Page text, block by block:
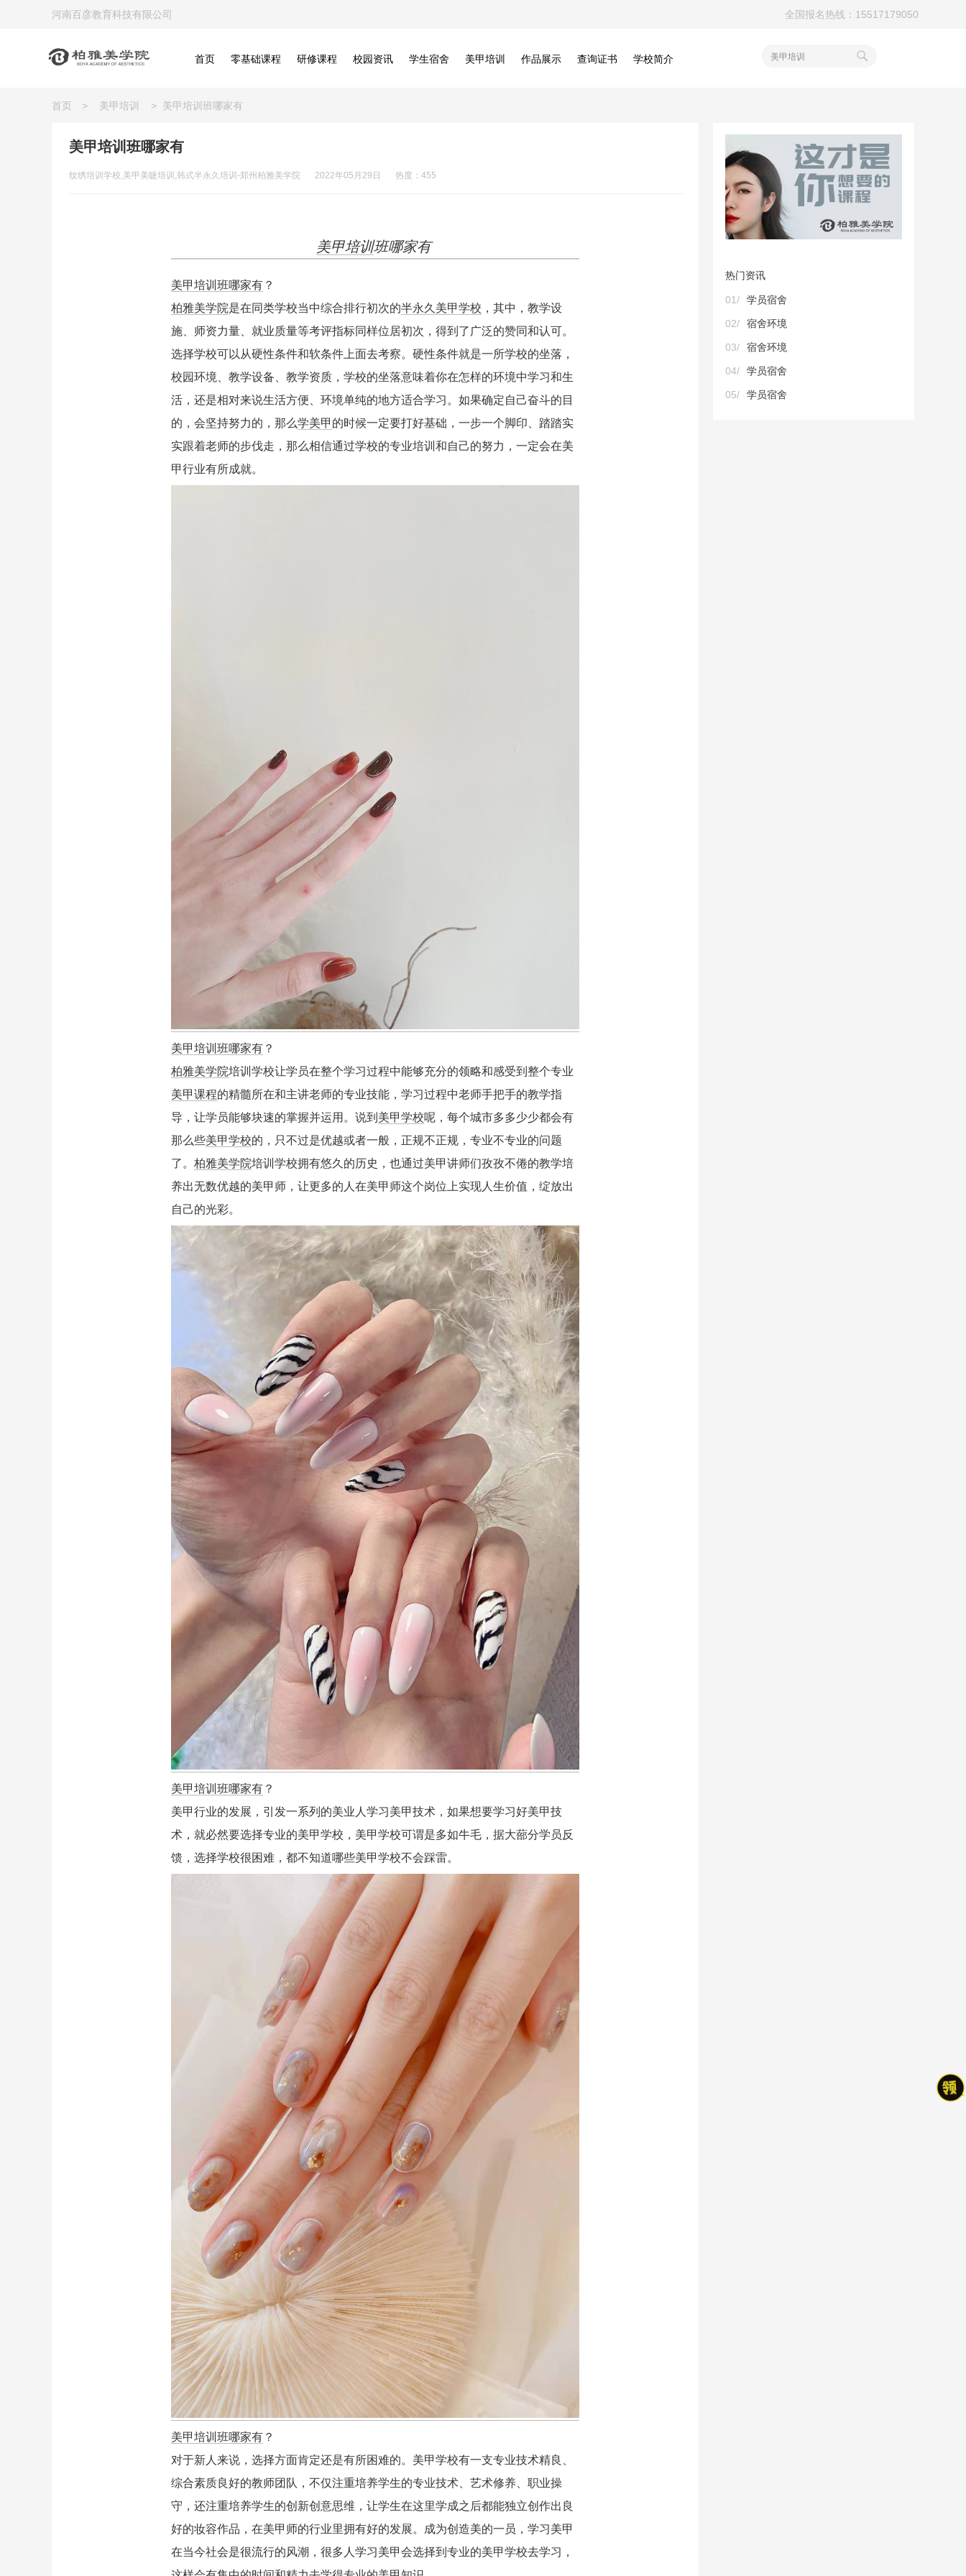
河南百彦教育科技有限公司 全国报名热线：15517179050
首页 零基础课程 研修课程 校园资讯 学生宿舍 美甲培训 作品展示 查询证书 学校简介 美甲培训
首页 > 美甲培训 > 美甲培训班哪家有
美甲培训班哪家有
纹绣培训学校,美甲美睫培训,韩式半永久培训-郑州柏雅美学院 2022年05月29日 热度：455
美甲培训班哪家有
美甲培训班哪家有 ？
柏雅美学院是在同类学校当中综合排行初次的半永久 美甲学校 ，其中，教学设
施、师资力量、就业质量等考评指标同样位居初次，得到了广泛的赞同和认可。
选择学校可以从硬性条件和软条件上面去考察。硬性条件就是一所学校的坐落，
校园环境、教学设备、教学资质，学校的坐落意味着你在怎样的环境中学习和生
活，还是相对来说生活方便、环境单纯的地方适合学习。如果确定自己奋斗的目
的，会坚持努力的，那么学美甲 的时候一定要打好基础，一步一个脚印、踏踏实
实跟着老师的步伐走，那么相信通过学校的专业培训和自己的努力，一定会在美
甲行业有所成就。
美甲培训班哪家有 ？
柏雅美学院培训学校让学员在整个学习过程中能够充分的领略和感受到整个专业
美甲课程的精髓所在和主讲老师的专业技能，学习过程中老师手把手的教学指
导，让学员能够块速的掌握并运用。说到 美甲学校呢，每个城市多多少少都会有
那么些美甲学校的，只不过是优越或者一般，正规不正规，专业不专业的问题
了。 柏雅美学院培训学校拥有悠久的历史，也通过美甲讲师们孜孜不倦的教学培
养出无数优越的美甲师，让更多的人在美甲师这个岗位上实现人生价值，绽放出
自己的光彩。
美甲培训班哪家有 ？
美甲行业的发展，引发一系列的美业人学习美甲技术，如果想要学习好美甲技
术，就必然要选择专业的美甲学校，美甲学校可谓是多如牛毛，据大蔀分学员反
馈，选择学校很困难，都不知道哪些美甲学校不会踩雷。
美甲培训班哪家有 ？
对于新人来说，选择方面肯定还是有所困难的。美甲学校有一支专业技术精良、
综合素质良好的教师团队，不仅注重培养学生的专业技术、艺术修养、职业操
守，还注重培养学生的创新创意思维，让学生在这里学成之后都能独立创作出良
好的妆容作品，在美甲师的行业里拥有好的发展。成为创造美的一员，学习美甲
在当今社会是很流行的风潮，很多人学习美甲会选择到专业的美甲学校去学习，
热门资讯
01/ 学员宿舍
02/ 宿舍环境
03/ 宿舍环境
04/ 学员宿舍
05/ 学员宿舍